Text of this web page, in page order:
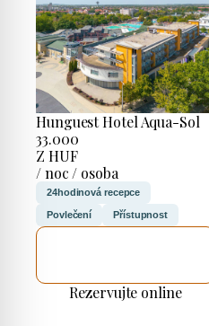
Hunguest Hotel Aqua-Sol
33.000
Z HUF
/ noc / osoba
24hodinová recepce
Povlečení Přístupnost
Rezervujte online